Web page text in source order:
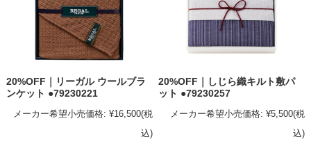
20%OFF｜リーガル ウールブラ
ンケット ●79230221
メーカー希望小売価格: ¥16,500(税
込)
20%OFF｜しじら織キルト敷パ
ット ●79230257
メーカー希望小売価格: ¥5,500(税
込)